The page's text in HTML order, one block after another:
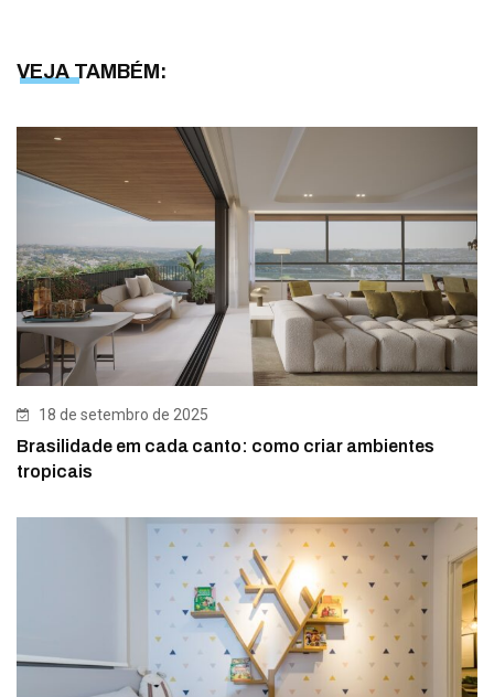
VEJA TAMBÉM:
18 de setembro de 2025
Brasilidade em cada canto: como criar ambientes
tropicais